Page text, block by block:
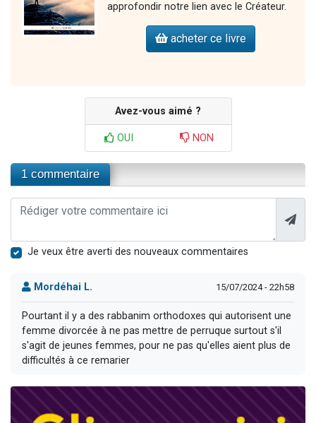
approfondir notre lien avec le Créateur.
acheter ce livre
Avez-vous aimé ?
OUI NON
1 commentaire
Je veux être averti des nouveaux commentaires
Mordéhai L. 15/07/2024 - 22h58
Pourtant il y a des rabbanim orthodoxes qui autorisent une
femme divorcée à ne pas mettre de perruque surtout s'il
s'agit de jeunes femmes, pour ne pas qu'elles aient plus de
difficultés à ce remarier